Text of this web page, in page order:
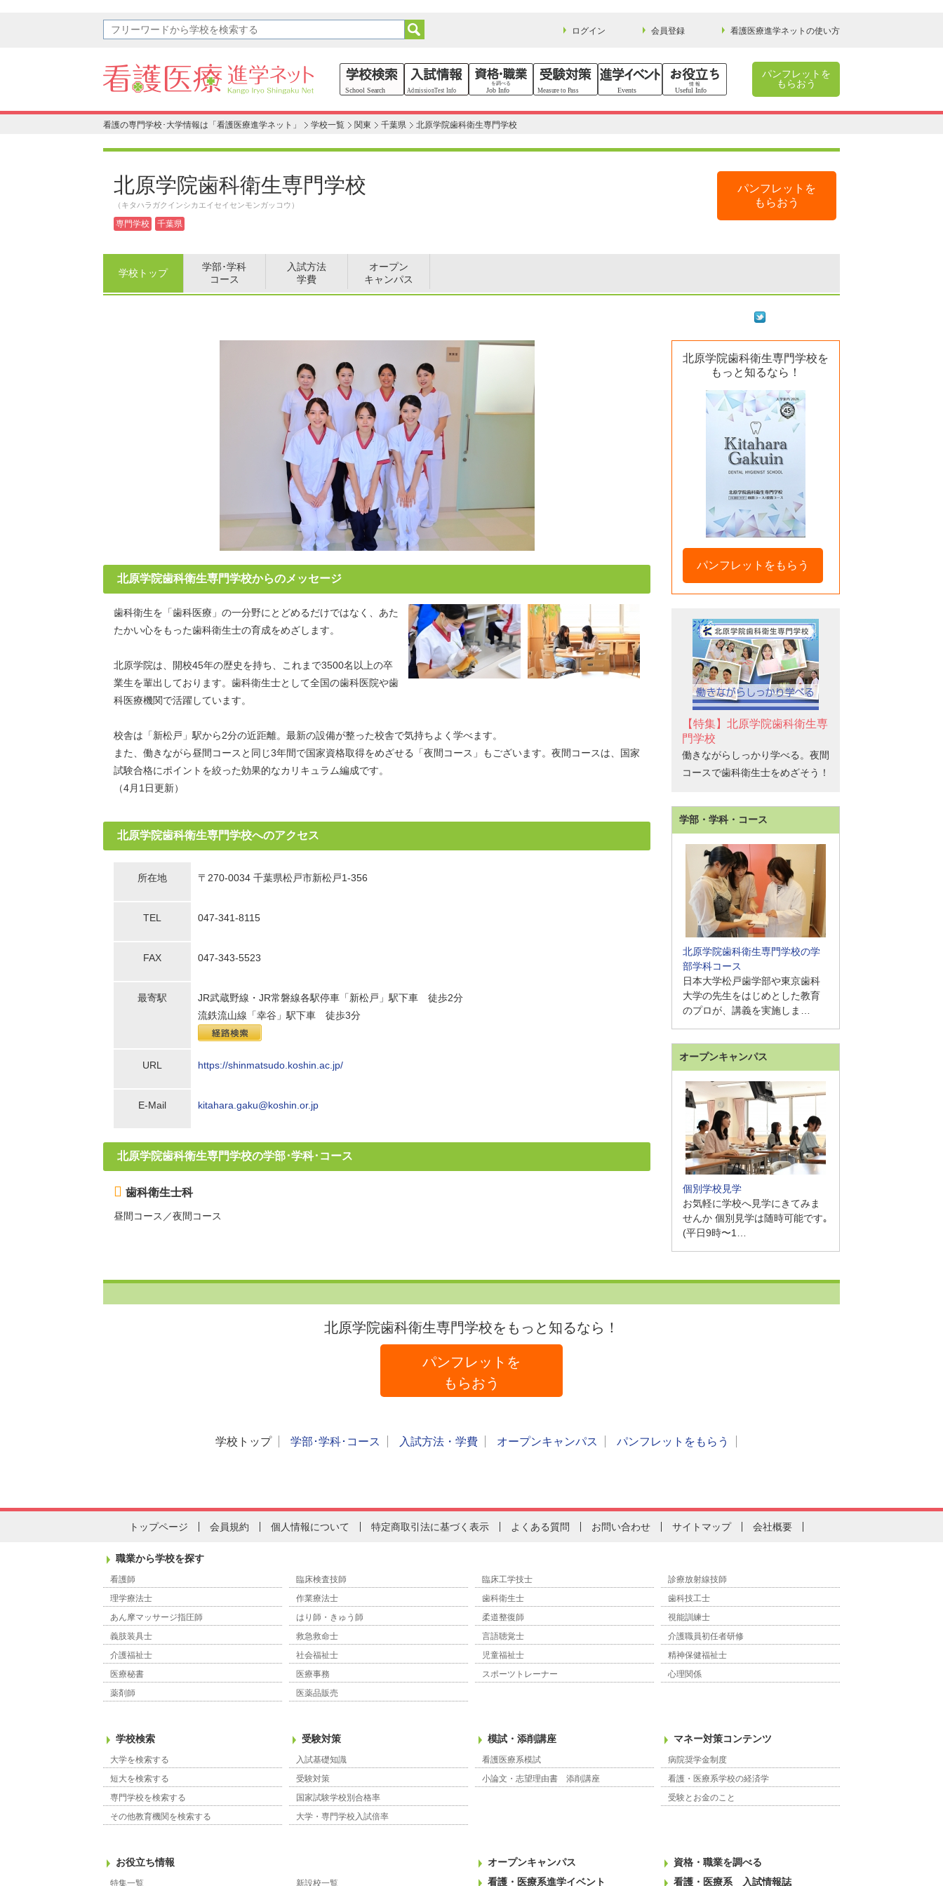
ログイン 会員登録 看護医療進学ネットの使い方
パンフレットを
もらおう
看護の専門学校･大学情報は「看護医療進学ネット」 学校一覧 関東 千葉県 北原学院歯科衛生専門学校
北原学院歯科衛生専門学校
（キタハラガクインシカエイセイセンモンガッコウ）
専門学校 千葉県
パンフレットを
もらおう
学校トップ
学部･学科
コース
入試方法
学費
オープン
キャンパス
北原学院歯科衛生専門学校からのメッセージ
歯科衛生を「歯科医療」の一分野にとどめるだけではなく、あた
たかい心をもった歯科衛生士の育成をめざします。
北原学院は、開校45年の歴史を持ち、これまで3500名以上の卒
業生を輩出しております。歯科衛生士として全国の歯科医院や歯
科医療機関で活躍しています。
校舎は「新松戸」駅から2分の近距離。最新の設備が整った校舎で気持ちよく学べます。
また、働きながら昼間コースと同じ3年間で国家資格取得をめざせる「夜間コース」もございます。夜間コースは、国家
試験合格にポイントを絞った効果的なカリキュラム編成です。
（4月1日更新）
北原学院歯科衛生専門学校へのアクセス
所在地 〒270-0034 千葉県松戸市新松戸1-356
TEL 047-341-8115
FAX 047-343-5523
最寄駅
JR武蔵野線・JR常磐線各駅停車「新松戸」駅下車 徒歩2分
流鉄流山線「幸谷」駅下車 徒歩3分
URL https://shinmatsudo.koshin.ac.jp/
E-Mail kitahara.gaku@koshin.or.jp
北原学院歯科衛生専門学校の学部･学科･コース
歯科衛生士科
昼間コース／夜間コース
北原学院歯科衛生専門学校を
もっと知るなら！
パンフレットをもらう
【特集】北原学院歯科衛生専
門学校
働きながらしっかり学べる。夜間
コースで歯科衛生士をめざそう！
学部・学科・コース
北原学院歯科衛生専門学校の学
部学科コース
日本大学松戸歯学部や東京歯科
大学の先生をはじめとした教育
のプロが、講義を実施しま…
オープンキャンパス
個別学校見学
お気軽に学校へ見学にきてみま
せんか 個別見学は随時可能です｡
(平日9時〜1…
北原学院歯科衛生専門学校をもっと知るなら！
パンフレットを
もらおう
学校トップ 学部･学科･コース 入試方法・学費 オープンキャンパス パンフレットをもらう
トップページ 会員規約 個人情報について 特定商取引法に基づく表示 よくある質問 お問い合わせ サイトマップ 会社概要
職業から学校を探す
看護師 臨床検査技師 臨床工学技士
診療放射線技師
理学療法士
作業療法士 歯科衛生士
歯科技工士
あん摩マッサージ指圧師
はり師・きゅう師 柔道整復師
視能訓練士
義肢装具士
救急救命士 言語聴覚士
介護職員初任者研修
介護福祉士
社会福祉士 児童福祉士
精神保健福祉士
医療秘書
医療事務 スポーツトレーナー
心理関係
薬剤師
医薬品販売
学校検索
大学を検索する
短大を検索する
専門学校を検索する
その他教育機関を検索する
受験対策
入試基礎知識
受験対策
国家試験学校別合格率
大学・専門学校入試倍率
模試・添削講座
看護医療系模試
小論文・志望理由書 添削講座
マネー対策コンテンツ
病院奨学金制度
看護・医療系学校の経済学
受験とお金のこと
お役立ち情報
特集一覧 新設校一覧
オープンキャンパス
看護・医療系進学イベント
資格・職業を調べる
看護・医療系 入試情報誌